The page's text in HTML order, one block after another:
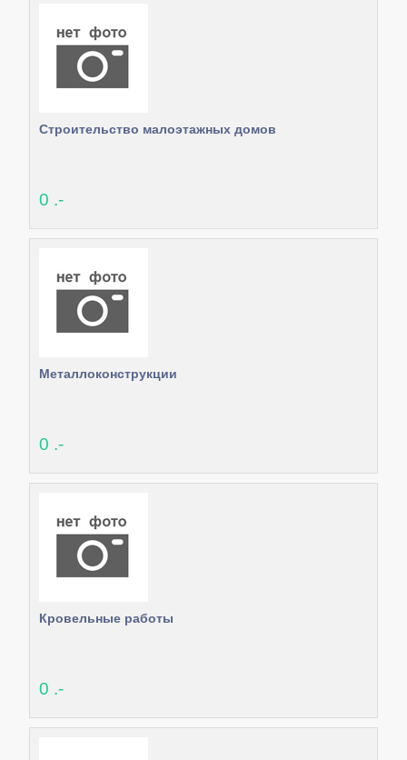
Строительство малоэтажных домов
0 .-
Металлоконструкции
0 .-
Кровельные работы
0 .-